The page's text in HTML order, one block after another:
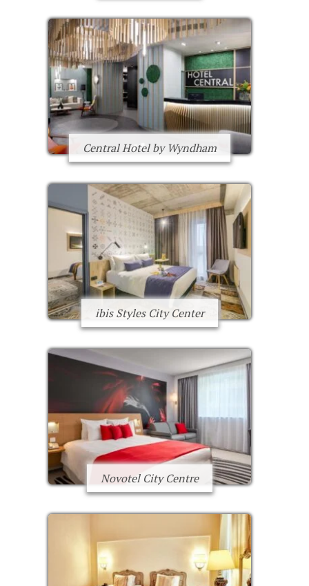
Central Hotel by Wyndham
ibis Styles City Center
Novotel City Centre